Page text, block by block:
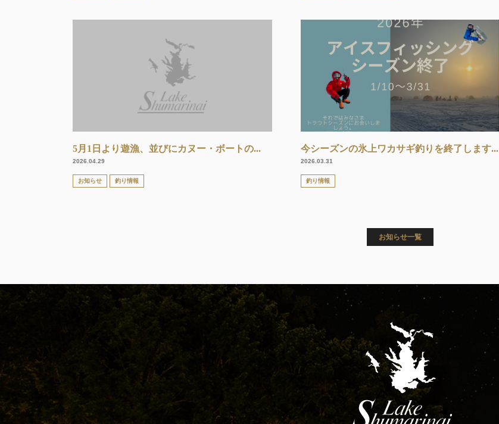
5月1日より遊漁、並びにカヌー・ボートの...
2026.04.29
お知らせ 釣り情報
今シーズンの氷上ワカサギ釣りを終了します...
2026.03.31
釣り情報
お知らせ一覧